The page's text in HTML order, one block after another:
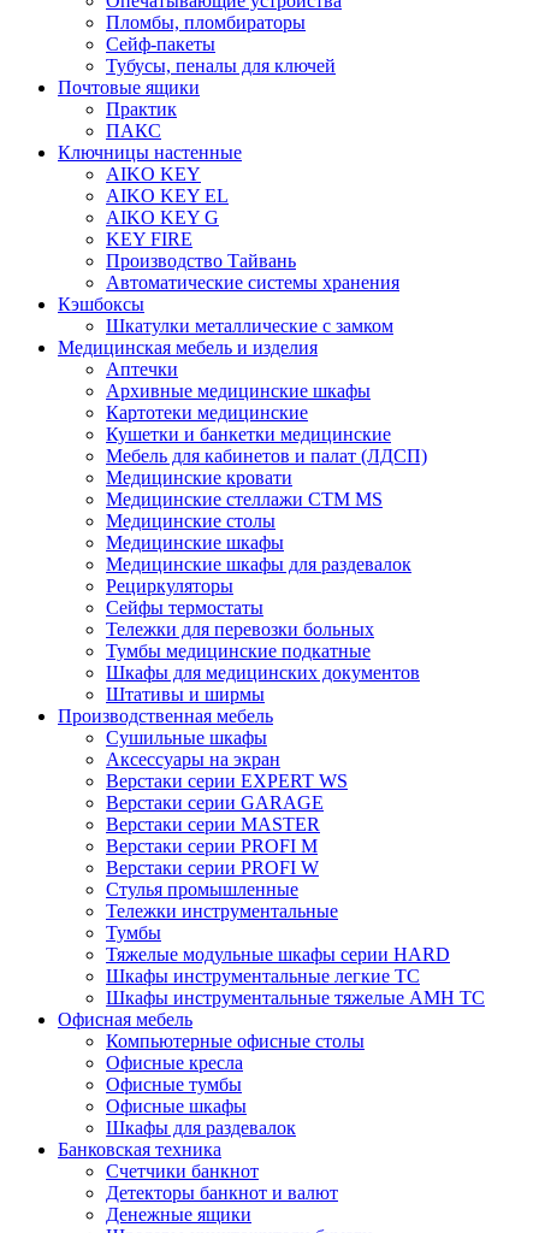
Пломбы, пломбираторы
Сейф-пакеты
Тубусы, пеналы для ключей
Почтовые ящики
Практик
ПАКС
Ключницы настенные
AIKO KEY
AIKO KEY EL
AIKO KEY G
KEY FIRE
Производство Тайвань
Автоматические системы хранения
Кэшбоксы
Шкатулки металлические с замком
Медицинская мебель и изделия
Аптечки
Архивные медицинские шкафы
Картотеки медицинские
Кушетки и банкетки медицинские
Мебель для кабинетов и палат (ЛДСП)
Медицинские кровати
Медицинские стеллажи CTM MS
Медицинские столы
Медицинские шкафы
Медицинские шкафы для раздевалок
Рециркуляторы
Сейфы термостаты
Тележки для перевозки больных
Тумбы медицинские подкатные
Шкафы для медицинских документов
Штативы и ширмы
Производственная мебель
Cушильные шкафы
Аксессуары на экран
Верстаки серии EXPERT WS
Верстаки серии GARAGE
Верстаки серии MASTER
Верстаки серии PROFI M
Верстаки серии PROFI W
Стулья промышленные
Тележки инструментальные
Тумбы
Тяжелые модульные шкафы серии HARD
Шкафы инструментальные легкие ТС
Шкафы инструментальные тяжелые AMH TC
Офисная мебель
Компьютерные офисные столы
Офисные кресла
Офисные тумбы
Офисные шкафы
Шкафы для раздевалок
Банковская техника
Счетчики банкнот
Детекторы банкнот и валют
Денежные ящики